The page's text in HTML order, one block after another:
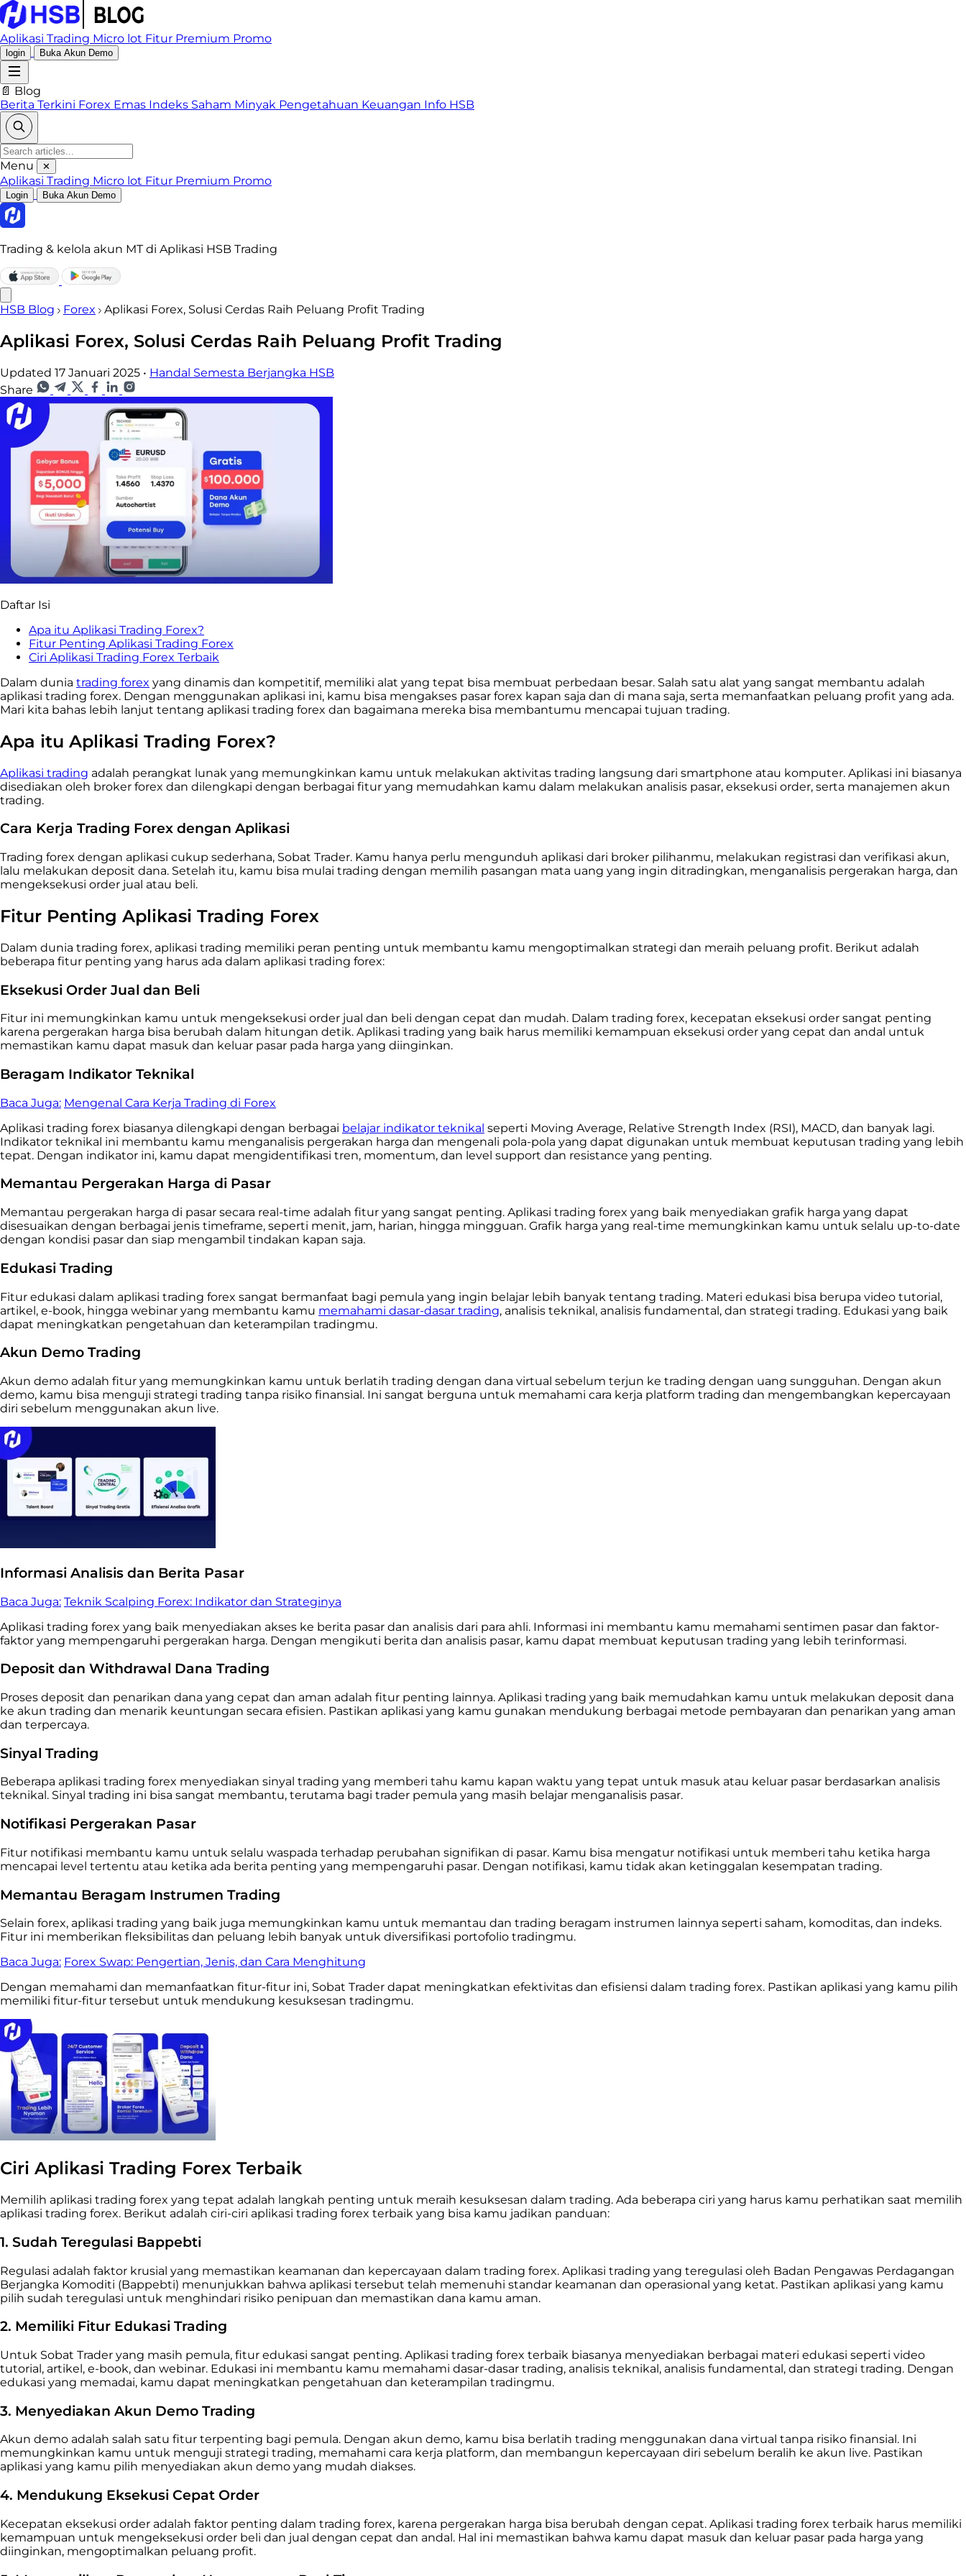
Aplikasi Trading Micro lot Fitur Premium Promo
login Buka Akun Demo
📄 Blog
Berita Terkini Forex Emas Indeks Saham Minyak Pengetahuan Keuangan Info HSB
Menu ✕
Aplikasi Trading Micro lot Fitur Premium Promo
Login Buka Akun Demo
Trading & kelola akun MT di Aplikasi HSB Trading
HSB Blog Forex Aplikasi Forex, Solusi Cerdas Raih Peluang Profit Trading
Aplikasi Forex, Solusi Cerdas Raih Peluang Profit Trading
Updated 17 Januari 2025 • Handal Semesta Berjangka HSB
Share
Daftar Isi
Apa itu Aplikasi Trading Forex?
Fitur Penting Aplikasi Trading Forex
Ciri Aplikasi Trading Forex Terbaik
Dalam dunia trading forex yang dinamis dan kompetitif, memiliki alat yang tepat bisa membuat perbedaan besar. Salah satu alat yang sangat membantu adalah
aplikasi trading forex. Dengan menggunakan aplikasi ini, kamu bisa mengakses pasar forex kapan saja dan di mana saja, serta memanfaatkan peluang profit yang ada.
Mari kita bahas lebih lanjut tentang aplikasi trading forex dan bagaimana mereka bisa membantumu mencapai tujuan trading.
Apa itu Aplikasi Trading Forex?
Aplikasi trading adalah perangkat lunak yang memungkinkan kamu untuk melakukan aktivitas trading langsung dari smartphone atau komputer. Aplikasi ini biasanya
disediakan oleh broker forex dan dilengkapi dengan berbagai fitur yang memudahkan kamu dalam melakukan analisis pasar, eksekusi order, serta manajemen akun
trading.
Cara Kerja Trading Forex dengan Aplikasi
Trading forex dengan aplikasi cukup sederhana, Sobat Trader. Kamu hanya perlu mengunduh aplikasi dari broker pilihanmu, melakukan registrasi dan verifikasi akun,
lalu melakukan deposit dana. Setelah itu, kamu bisa mulai trading dengan memilih pasangan mata uang yang ingin ditradingkan, menganalisis pergerakan harga, dan
mengeksekusi order jual atau beli.
Fitur Penting Aplikasi Trading Forex
Dalam dunia trading forex, aplikasi trading memiliki peran penting untuk membantu kamu mengoptimalkan strategi dan meraih peluang profit. Berikut adalah
beberapa fitur penting yang harus ada dalam aplikasi trading forex:
Eksekusi Order Jual dan Beli
Fitur ini memungkinkan kamu untuk mengeksekusi order jual dan beli dengan cepat dan mudah. Dalam trading forex, kecepatan eksekusi order sangat penting
karena pergerakan harga bisa berubah dalam hitungan detik. Aplikasi trading yang baik harus memiliki kemampuan eksekusi order yang cepat dan andal untuk
memastikan kamu dapat masuk dan keluar pasar pada harga yang diinginkan.
Beragam Indikator Teknikal
Baca Juga: Mengenal Cara Kerja Trading di Forex
Aplikasi trading forex biasanya dilengkapi dengan berbagai belajar indikator teknikal seperti Moving Average, Relative Strength Index (RSI), MACD, dan banyak lagi.
Indikator teknikal ini membantu kamu menganalisis pergerakan harga dan mengenali pola-pola yang dapat digunakan untuk membuat keputusan trading yang lebih
tepat. Dengan indikator ini, kamu dapat mengidentifikasi tren, momentum, dan level support dan resistance yang penting.
Memantau Pergerakan Harga di Pasar
Memantau pergerakan harga di pasar secara real-time adalah fitur yang sangat penting. Aplikasi trading forex yang baik menyediakan grafik harga yang dapat
disesuaikan dengan berbagai jenis timeframe, seperti menit, jam, harian, hingga mingguan. Grafik harga yang real-time memungkinkan kamu untuk selalu up-to-date
dengan kondisi pasar dan siap mengambil tindakan kapan saja.
Edukasi Trading
Fitur edukasi dalam aplikasi trading forex sangat bermanfaat bagi pemula yang ingin belajar lebih banyak tentang trading. Materi edukasi bisa berupa video tutorial,
artikel, e-book, hingga webinar yang membantu kamu memahami dasar-dasar trading, analisis teknikal, analisis fundamental, dan strategi trading. Edukasi yang baik
dapat meningkatkan pengetahuan dan keterampilan tradingmu.
Akun Demo Trading
Akun demo adalah fitur yang memungkinkan kamu untuk berlatih trading dengan dana virtual sebelum terjun ke trading dengan uang sungguhan. Dengan akun
demo, kamu bisa menguji strategi trading tanpa risiko finansial. Ini sangat berguna untuk memahami cara kerja platform trading dan mengembangkan kepercayaan
diri sebelum menggunakan akun live.
Informasi Analisis dan Berita Pasar
Baca Juga: Teknik Scalping Forex: Indikator dan Strateginya
Aplikasi trading forex yang baik menyediakan akses ke berita pasar dan analisis dari para ahli. Informasi ini membantu kamu memahami sentimen pasar dan faktor-
faktor yang mempengaruhi pergerakan harga. Dengan mengikuti berita dan analisis pasar, kamu dapat membuat keputusan trading yang lebih terinformasi.
Deposit dan Withdrawal Dana Trading
Proses deposit dan penarikan dana yang cepat dan aman adalah fitur penting lainnya. Aplikasi trading yang baik memudahkan kamu untuk melakukan deposit dana
ke akun trading dan menarik keuntungan secara efisien. Pastikan aplikasi yang kamu gunakan mendukung berbagai metode pembayaran dan penarikan yang aman
dan terpercaya.
Sinyal Trading
Beberapa aplikasi trading forex menyediakan sinyal trading yang memberi tahu kamu kapan waktu yang tepat untuk masuk atau keluar pasar berdasarkan analisis
teknikal. Sinyal trading ini bisa sangat membantu, terutama bagi trader pemula yang masih belajar menganalisis pasar.
Notifikasi Pergerakan Pasar
Fitur notifikasi membantu kamu untuk selalu waspada terhadap perubahan signifikan di pasar. Kamu bisa mengatur notifikasi untuk memberi tahu ketika harga
mencapai level tertentu atau ketika ada berita penting yang mempengaruhi pasar. Dengan notifikasi, kamu tidak akan ketinggalan kesempatan trading.
Memantau Beragam Instrumen Trading
Selain forex, aplikasi trading yang baik juga memungkinkan kamu untuk memantau dan trading beragam instrumen lainnya seperti saham, komoditas, dan indeks.
Fitur ini memberikan fleksibilitas dan peluang lebih banyak untuk diversifikasi portofolio tradingmu.
Baca Juga: Forex Swap: Pengertian, Jenis, dan Cara Menghitung
Dengan memahami dan memanfaatkan fitur-fitur ini, Sobat Trader dapat meningkatkan efektivitas dan efisiensi dalam trading forex. Pastikan aplikasi yang kamu pilih
memiliki fitur-fitur tersebut untuk mendukung kesuksesan tradingmu.
Ciri Aplikasi Trading Forex Terbaik
Memilih aplikasi trading forex yang tepat adalah langkah penting untuk meraih kesuksesan dalam trading. Ada beberapa ciri yang harus kamu perhatikan saat memilih
aplikasi trading forex. Berikut adalah ciri-ciri aplikasi trading forex terbaik yang bisa kamu jadikan panduan:
1. Sudah Teregulasi Bappebti
Regulasi adalah faktor krusial yang memastikan keamanan dan kepercayaan dalam trading forex. Aplikasi trading yang teregulasi oleh Badan Pengawas Perdagangan
Berjangka Komoditi (Bappebti) menunjukkan bahwa aplikasi tersebut telah memenuhi standar keamanan dan operasional yang ketat. Pastikan aplikasi yang kamu
pilih sudah teregulasi untuk menghindari risiko penipuan dan memastikan dana kamu aman.
2. Memiliki Fitur Edukasi Trading
Untuk Sobat Trader yang masih pemula, fitur edukasi sangat penting. Aplikasi trading forex terbaik biasanya menyediakan berbagai materi edukasi seperti video
tutorial, artikel, e-book, dan webinar. Edukasi ini membantu kamu memahami dasar-dasar trading, analisis teknikal, analisis fundamental, dan strategi trading. Dengan
edukasi yang memadai, kamu dapat meningkatkan pengetahuan dan keterampilan tradingmu.
3. Menyediakan Akun Demo Trading
Akun demo adalah salah satu fitur terpenting bagi pemula. Dengan akun demo, kamu bisa berlatih trading menggunakan dana virtual tanpa risiko finansial. Ini
memungkinkan kamu untuk menguji strategi trading, memahami cara kerja platform, dan membangun kepercayaan diri sebelum beralih ke akun live. Pastikan
aplikasi yang kamu pilih menyediakan akun demo yang mudah diakses.
4. Mendukung Eksekusi Cepat Order
Kecepatan eksekusi order adalah faktor penting dalam trading forex, karena pergerakan harga bisa berubah dengan cepat. Aplikasi trading forex terbaik harus memiliki
kemampuan untuk mengeksekusi order beli dan jual dengan cepat dan andal. Hal ini memastikan bahwa kamu dapat masuk dan keluar pasar pada harga yang
diinginkan, mengoptimalkan peluang profit.